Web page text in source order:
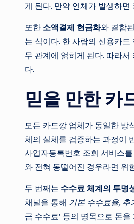
게 된다. 만약 연체가 발생하면
또한 소액결제 현금화와 결합
는 식이다. 한 사람의 신용카
무 관계에 얽히게 된다. 따라서
다.
믿을 만한 카
모든 카드깡 업체가 동일한 방
체의 실체를 검증하는 과정이
사업자등록번호 조회 서비스
와 전혀 동떨어진 경우라면 위
두 번째는 수수료 체계의 투명
채널을 통해 기본 수수료율, 추
금 수수료’ 등의 명목으로 돈